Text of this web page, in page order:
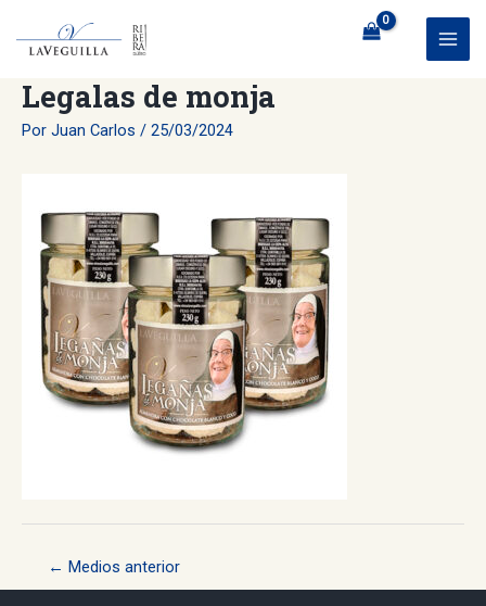
contenido
Legalas de monja
Por Juan Carlos / 25/03/2024
Navegación
← Medios anterior